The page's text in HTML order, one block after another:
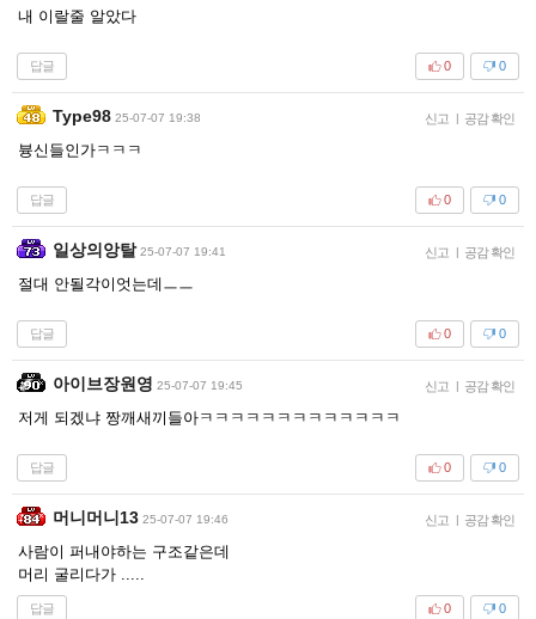
내 이랄줄 알았다
답글 0
0
Type98 25-07-07 19:38 신고 | 공감 확인
븅신들인가ㅋㅋㅋ
답글 0
0
일상의앙탈 25-07-07 19:41 신고 | 공감 확인
절대 안될각이엇는데ㅡㅡ
답글 0
0
아이브장원영 25-07-07 19:45 신고 | 공감 확인
저게 되겠냐 짱깨새끼들아ㅋㅋㅋㅋㅋㅋㅋㅋㅋㅋㅋㅋㅋ
답글 0
0
머니머니13 25-07-07 19:46 신고 | 공감 확인
사람이 퍼내야하는 구조같은데
머리 굴리다가 .....
답글 0
0